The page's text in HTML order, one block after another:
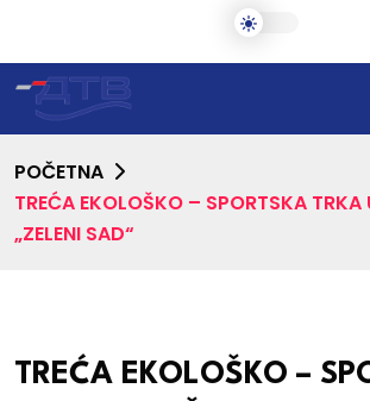
POČETNA
TREĆA EKOLOŠKO – SPORTSKA TRKA
„ZELENI SAD“
TREĆA EKOLOŠKO –